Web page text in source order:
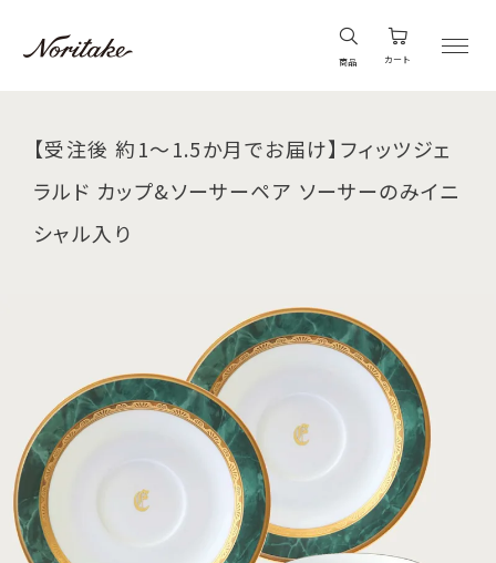
商品 カート
【受注後 約1～1.5か月でお届け】フィッツジェ
ラルド カップ&ソーサーペア ソーサーのみイニ
シャル入り